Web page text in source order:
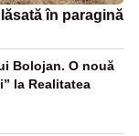
în paragină
Bolojan. O nouă
la Realitatea